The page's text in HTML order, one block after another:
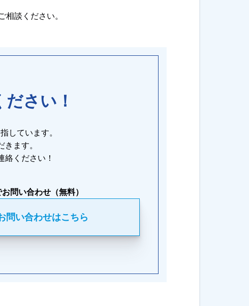
談ください。
さい！
しています。
ます。
ください！
問い合わせ（無料）
問い合わせはこちら